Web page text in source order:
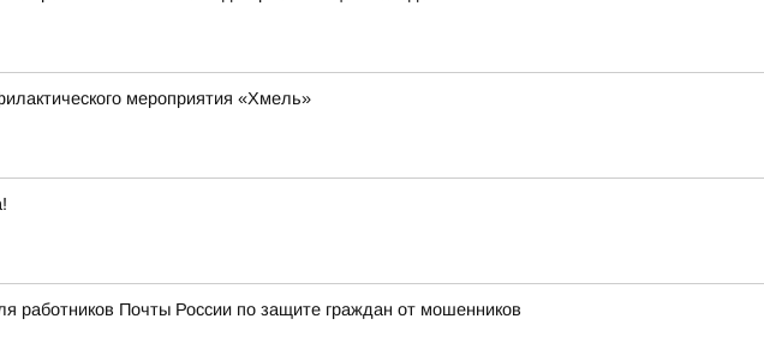
мероприятия «Хмель»
работников Почты России по защите граждан от мошенников